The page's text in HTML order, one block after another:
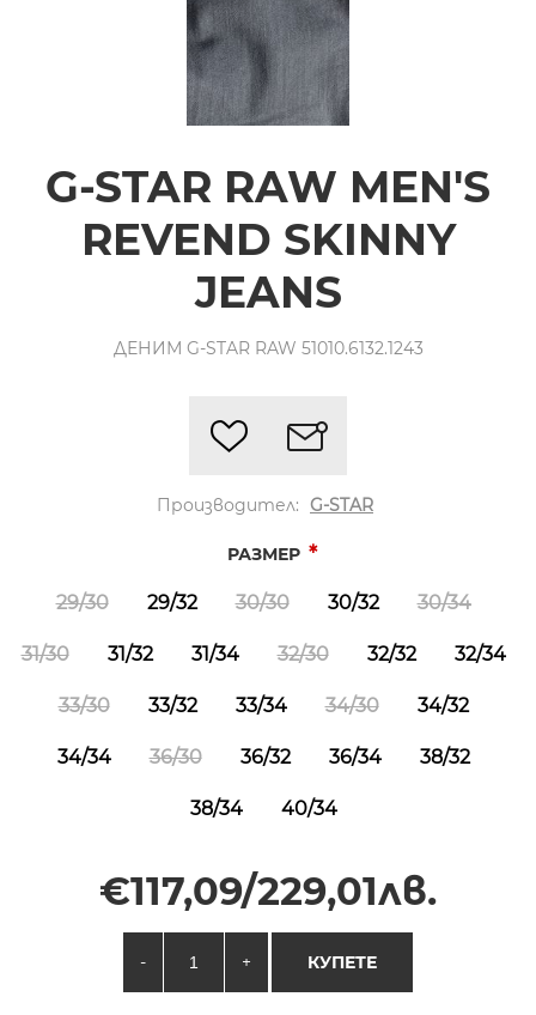
G-STAR RAW MEN'S
REVEND SKINNY
JEANS
ДЕНИМ G-STAR RAW 51010.6132.1243
Производител: G-STAR
РАЗМЕР *
29/30 29/32 30/30 30/32 30/34
31/30 31/32 31/34 32/30 32/32 32/34
33/30 33/32 33/34 34/30 34/32
34/34 36/30 36/32 36/34 38/32
38/34 40/34
€117,09/229,01лв.
- + КУПЕТЕ